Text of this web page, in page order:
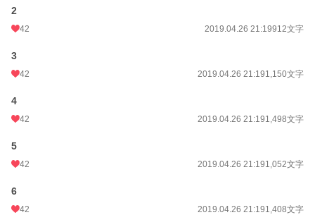
2
42 2019.04.26 21:19912文字
3
42 2019.04.26 21:191,150文字
4
42 2019.04.26 21:191,498文字
5
42 2019.04.26 21:191,052文字
6
42 2019.04.26 21:191,408文字